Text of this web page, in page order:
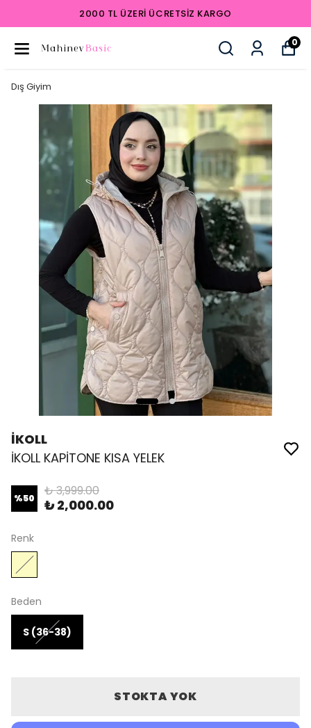
2000 TL ÜZERI ÜCRETSIZ KARGO
0
Dış Giyim
İKOLL
İKOLL KAPİTONE KISA YELEK
%50 ₺ 3,999.00
₺ 2,000.00
Renk
Beden
S (36-38)
STOKTA YOK